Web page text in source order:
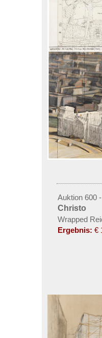
Auktion 600
Christo
Wrapped
Ergebnis: €